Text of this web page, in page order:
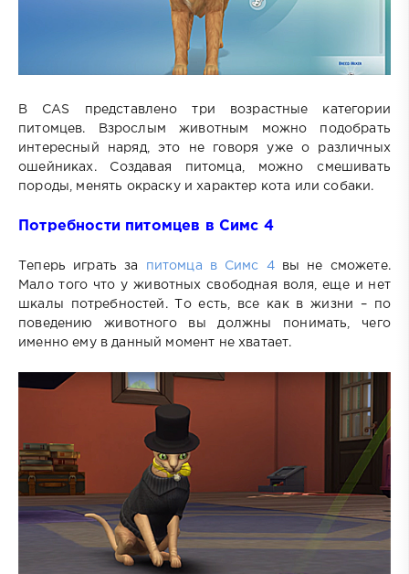
В CAS представлено три возрастные категории
питомцев. Взрослым животным можно подобрать
интересный наряд, это не говоря уже о различных
ошейниках. Создавая питомца, можно смешивать
породы, менять окраску и характер кота или собаки.
Потребности питомцев в Симс 4
Теперь играть за питомца в Симс 4вы не сможете.
Мало того что у животных свободная воля, еще и нет
шкалы потребностей. То есть, все как в жизни – по
поведению животного вы должны понимать, чего
именно ему в данный момент не хватает.